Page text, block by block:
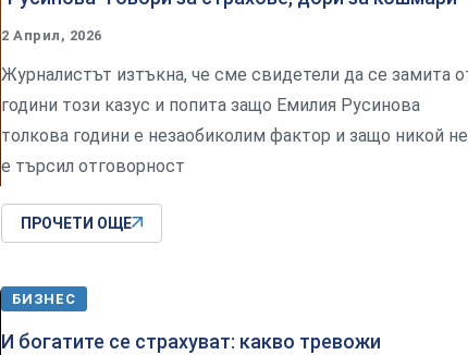
2 Април, 2026
Журналистът изтъкна, че сме свидетели да се замита
години този казус и попита защо Емилия Русинова
толкова години е незаобиколим фактор и защо никой
е търсил отговорност
ПРОЧЕТИ ОЩЕ
БИЗНЕС
И богатите се страхуват: какво тревожи